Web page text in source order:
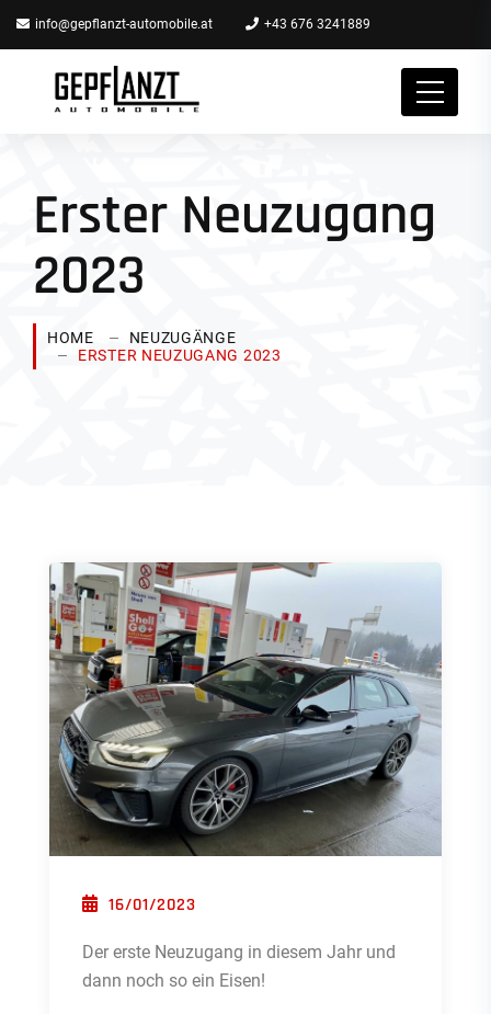
info@gepflanzt-automobile.at +43 676 3241889
Erster Neuzugang
2023
HOME
NEUZUGÄNGE
ERSTER NEUZUGANG 2023
POSTED ON
16/01/2023
Der erste Neuzugang in diesem Jahr und
dann noch so ein Eisen!